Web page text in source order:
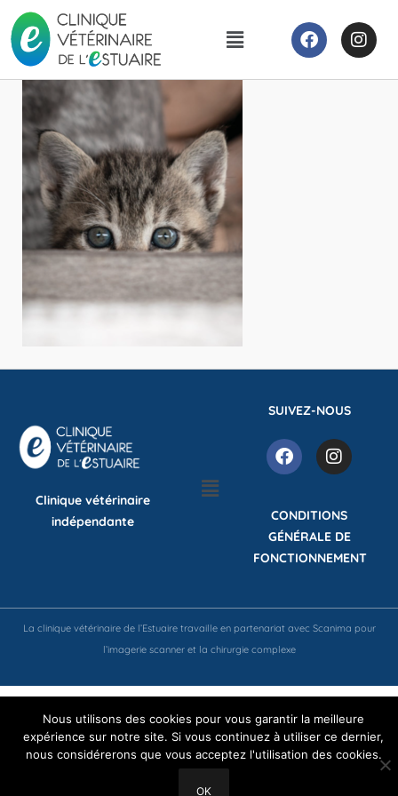
Clinique vétérinaire
indépendante
SUIVEZ-NOUS
CONDITIONS
GÉNÉRALE DE
FONCTIONNEMENT
La clinique vétérinaire de l’Estuaire travaille en partenariat avec Scanima pour
l’imagerie scanner et la chirurgie complexe
Nous utilisons des cookies pour vous garantir la meilleure
expérience sur notre site. Si vous continuez à utiliser ce dernier,
nous considérerons que vous acceptez l'utilisation des cookies.
OK